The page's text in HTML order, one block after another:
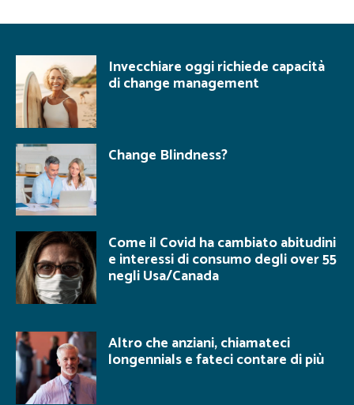
Invecchiare oggi richiede capacità
di change management
Change Blindness?
Come il Covid ha cambiato abitudini
e interessi di consumo degli over 55
negli Usa/Canada
Altro che anziani, chiamateci
longennials e fateci contare di più